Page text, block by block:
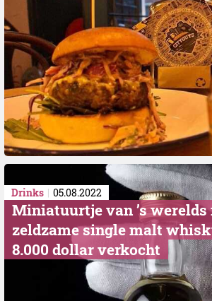
Drinks 05.08.2022
Miniatuurtje van ’s werelds
zeldzame single malt
8.000 dollar verkocht